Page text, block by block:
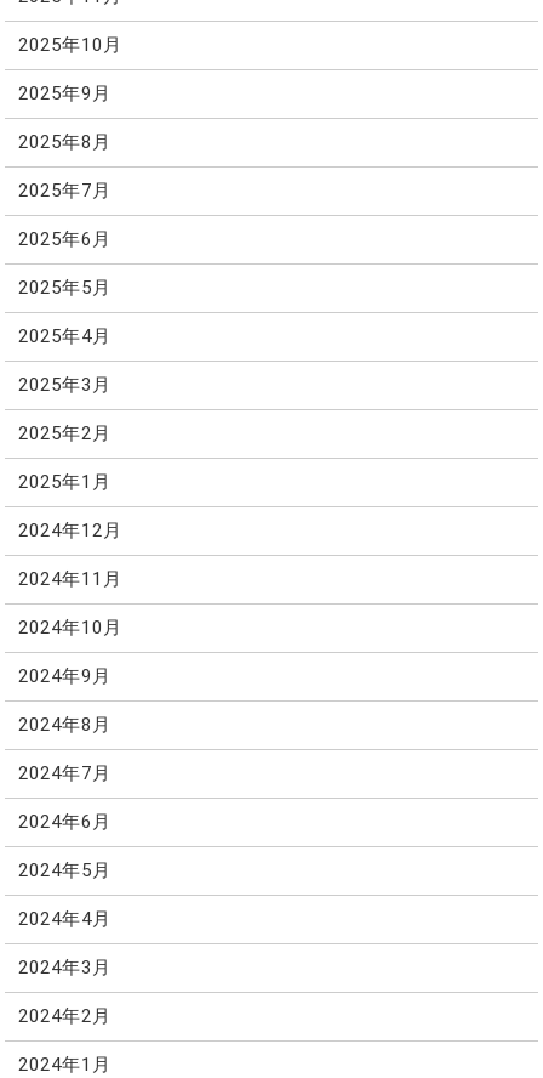
2025年10月
2025年9月
2025年8月
2025年7月
2025年6月
2025年5月
2025年4月
2025年3月
2025年2月
2025年1月
2024年12月
2024年11月
2024年10月
2024年9月
2024年8月
2024年7月
2024年6月
2024年5月
2024年4月
2024年3月
2024年2月
2024年1月